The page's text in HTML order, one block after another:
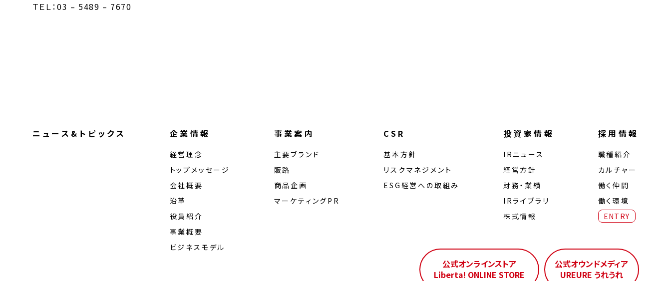
ＴＥＬ：03 – 5489 – 7670
ニュース&トピックス 企業情報
経営理念
トップメッセージ
会社概要
沿革
役員紹介
事業概要
ビジネスモデル
事業案内
主要ブランド
販路
商品企画
マーケティングPR
CSR
基本方針
リスクマネジメント
ESG経営への取組み
投資家情報
IRニュース
経営⽅針
財務・業績
IRライブラリ
株式情報
採用情報
職種紹介
カルチャー
働く仲間
働く環境
ENTRY
公式オンラインストア
Liberta! ONLINE STORE
公式オウンドメディア
UREURE うれうれ